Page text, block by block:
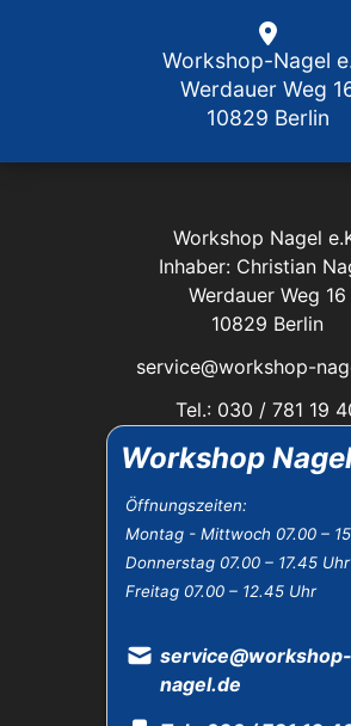
Workshop
Öffnungszeiten:
Montag - Mittwoch 07.00 –
Donnerstag 07.00 – 17.45 Uhr
Freitag 07.00 – 12.45 Uhr
service@workshop-
nagel.de
Workshop-Nagel
Werdauer Weg
10829 Berlin
Workshop Nagel
Inhaber: Christian
Werdauer Weg 16
10829 Berlin
service@workshop-
Tel.: 030 / 781 19
Das Unternehmen:
Öffnungszeiten
Datenschutz
Impressum
AGB